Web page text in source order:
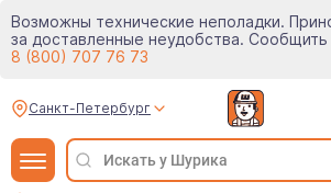
Возможны технические неполадки.
за доставленные неудобства.
8 (800) 707 76 73
Санкт-Петербург